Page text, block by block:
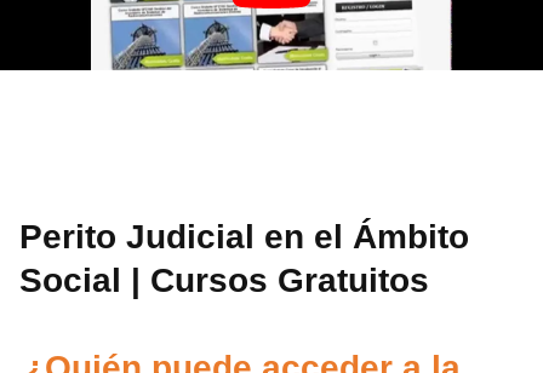
Perito Judicial en el Ámbito
Social | Cursos Gratuitos